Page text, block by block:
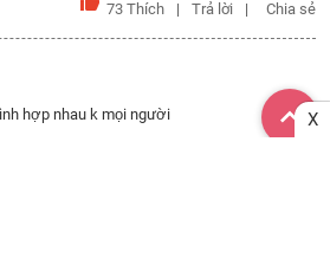
73 Thích Trả lời Chia sẻ
hợp nhau k mọi người X